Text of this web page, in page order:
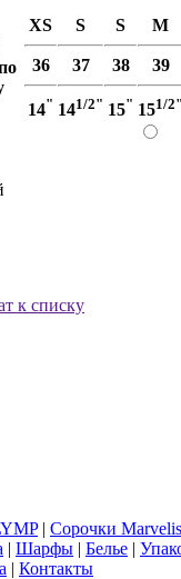
XS
36
14"
S
37
141/2"
S
38
15"
M
39
151/
к списку
| Сорочки Marvelis
| Шарфы | Белье |
| Контакты